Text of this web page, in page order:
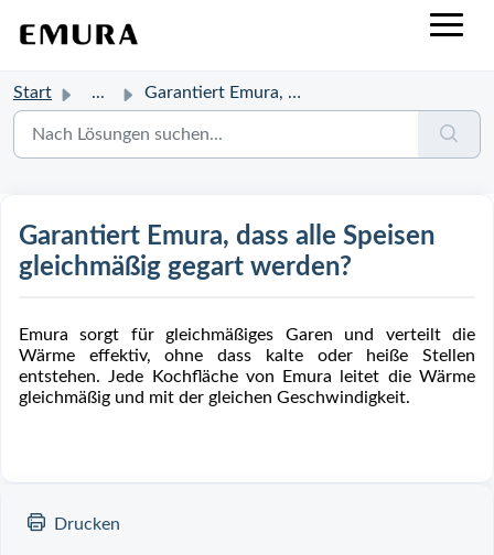
Start ... Garantiert Emura, dass alle Speisen gleichmäßig gegart we...
Garantiert Emura, dass alle Speisen
gleichmäßig gegart werden?
Emura sorgt für gleichmäßiges Garen und verteilt die
Wärme effektiv, ohne dass kalte oder heiße Stellen
entstehen. Jede Kochfläche von Emura leitet die Wärme
gleichmäßig und mit der gleichen Geschwindigkeit.
Drucken